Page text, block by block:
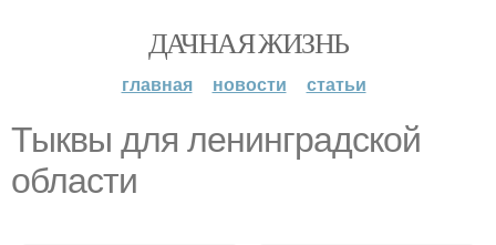
ДАЧНАЯ ЖИЗНЬ
главная новости статьи
Тыквы для ленинградской
области